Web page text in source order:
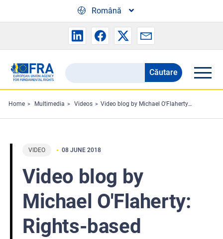
Română
Search
the
FRA
website
Căutare
Home Multimedia Videos Video blog by Michael O'Flaherty: Rights-based approach to ageing
VIDEO 08 JUNE 2018
Video blog by
Michael O'Flaherty:
Rights-based